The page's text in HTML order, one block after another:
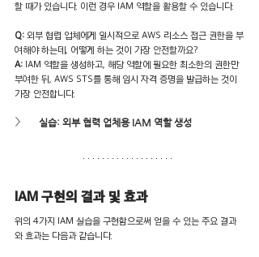
할 때가 있습니다. 이런 경우 IAM 역할을 활용할 수 있습니다.
Q: 외부 협렵 업체에게 일시적으로 AWS 리소스 접근 권한을 부
여해야 하는데, 어떻게 하는 것이 가장 안전할까요?
A: IAM 역할을 생성하고, 해당 역할에 필요한 최소한의 권한만
부여한 뒤, AWS STS를 통해 임시 자격 증명을 발급하는 것이
가장 안전합니다.
실습: 외부 협력 업체용 IAM 역할 생성
IAM 구현의 결과 및 효과
위의 4가지 IAM 실습을 구현함으로써 얻을 수 있는 주요 결과
와 효과는 다음과 같습니다.